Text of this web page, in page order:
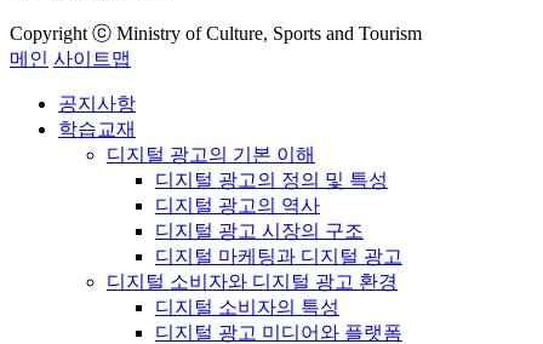
Copyright ⓒ Ministry of Culture, Sports and Tourism
메인 사이트맵
공지사항
학습교재
디지털 광고의 기본 이해
디지털 광고의 정의 및 특성
디지털 광고의 역사
디지털 광고 시장의 구조
디지털 마케팅과 디지털 광고
디지털 소비자와 디지털 광고 환경
디지털 소비자의 특성
디지털 광고 미디어와 플랫폼